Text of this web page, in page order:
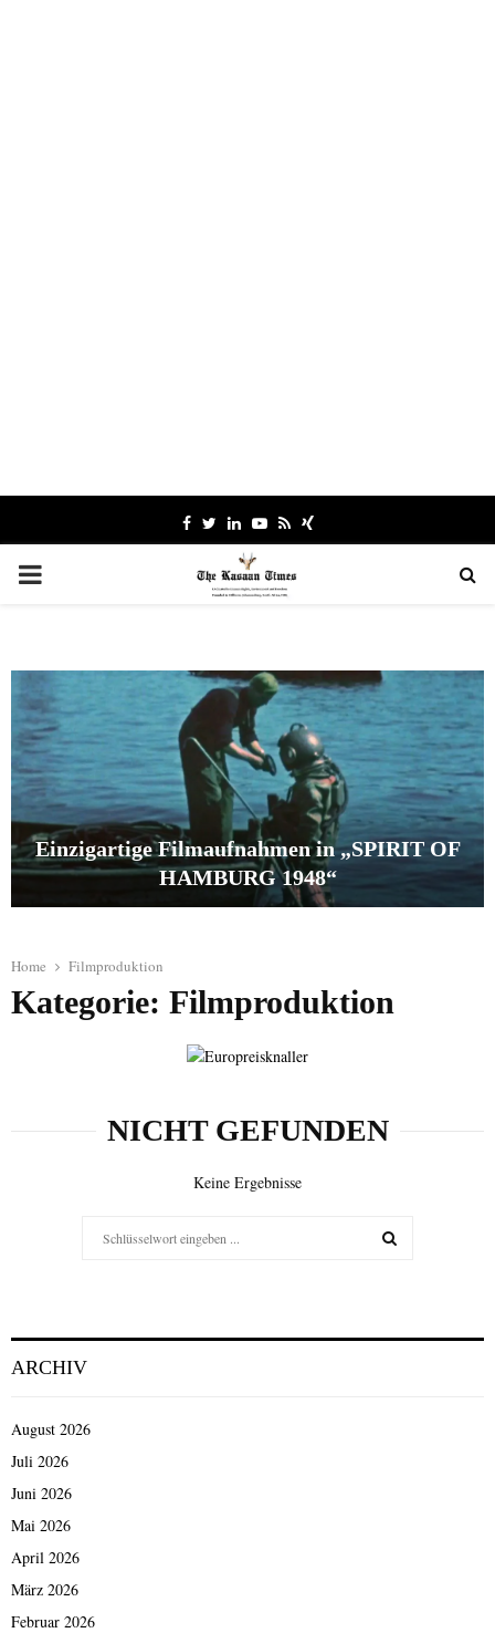
Facebook
TwitterLinkedinYoutube
RssXing
PRIMARY
n
z
i
i
f
n
m
e
i
n
S
P
I
Einzigartige Filmaufnahmen in „SPIRIT OF
HAMBURG 1948“
Home Filmproduktion
Kategorie: Filmproduktion
NICHT GEFUNDEN
Keine Ergebnisse
ARCHIV
August 2026
Juli 2026
Juni 2026
Mai 2026
April 2026
März 2026
Februar 2026